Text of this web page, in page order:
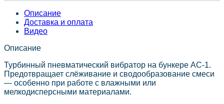
Описание
Доставка и оплата
Видео
Описание
Турбинный пневматический вибратор на бункере АС-1.
Предотвращает слёживание и сводообразование смеси
— особенно при работе с влажными или
мелкодисперсными материалами.